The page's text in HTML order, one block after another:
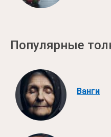
Популярные
Ванги